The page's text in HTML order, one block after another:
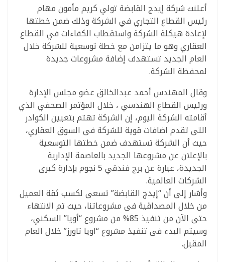
أعلنت شركة إيدج القابضة تولي كريم مأمون مهام
رئيس القطاع التجاري في الشركة وذلك ضمن خطتها
لإعادة هيكلة الشركة واستقطاب الكفاءات في القطاع
العقاري وهو ما يتزامن مع خطة توسعية للشركة خلال
العام الجديد تستهدف إضافة مشروعات جديدة
لمحفظة الشركة.
وقال المهندس أحمد عبدالخالق عضو مجلس الإدارة
ورئيس القطاع الهندسي ، خلال المؤتمر الصحفي الذي
أقامته الشركة اليوم، إن الشركة تهتم بتعيين الكوادر
التى تقدم اضافات قوية للشركة فى السوق العقاري،
حيث أن الشركة تستهدف ضمن خطتها التوسعية
بالإعلان عن مشروعها الجديد بالعاصمة الإدارية
الجديدة، عبارة عن برج فندقي 5 نجوم بإدارة كبرى
الشركات العالمية.
وأشار إلى أن “إيدج القابضة” تسعى لكسب ثقة العميل
من خلال المصداقية فى مشروعاتنا، حيث تم الانتهاء
حتى الآن من تنفيذ 85% من مشروع “أويا” السكني،
وسيتم البدء فى تنفيذ مشروع “اويا تاورز” خلال العام
المقبل.